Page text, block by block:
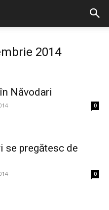
2014
Năvodari
0
se pregătesc de
0